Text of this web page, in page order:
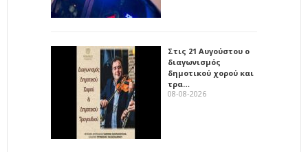
Στις 21 Αυγούστου ο
διαγωνισμός
δημοτικού χορού και
τρα…
08-08-2026